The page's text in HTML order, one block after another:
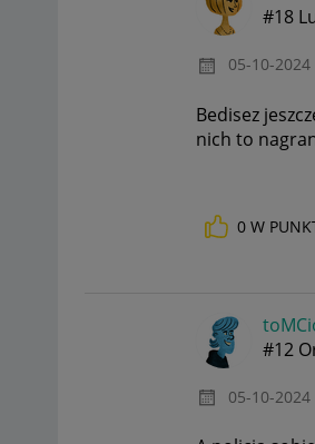
#18
‎05-10-2024
Bedisez
nich to
0 W
#12
‎05-10-2024